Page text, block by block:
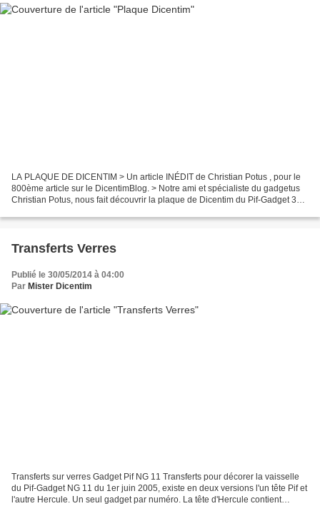
LA PLAQUE DE DICENTIM > Un article INÉDIT de Christian Potus , pour le
800ème article sur le DicentimBlog. > Notre ami et spécialiste du gadgetus
Christian Potus, nous fait découvrir la plaque de Dicentim du Pif-Gadget 362
Transferts Verres
Publié le 30/05/2014 à 04:00
Par Mister Dicentim
Transferts sur verres Gadget Pif NG 11 Transferts pour décorer la vaisselle
du Pif-Gadget NG 11 du 1er juin 2005, existe en deux versions l'un tête Pif et
l'autre Hercule. Un seul gadget par numéro. La tête d'Hercule contient